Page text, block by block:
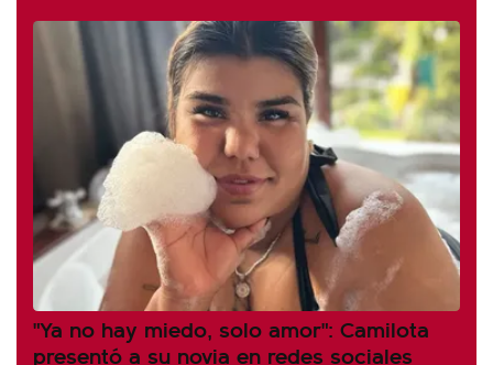
"Ya no hay miedo, solo amor": Camilota
presentó a su novia en redes sociales